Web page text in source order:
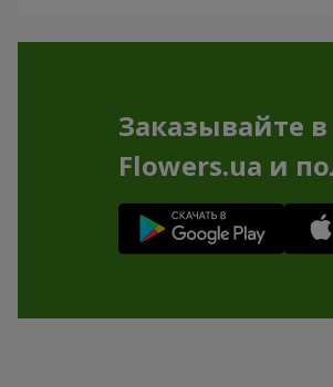
Заказывайте
Flowers.ua и